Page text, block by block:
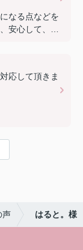
なる点などを
安心して、物
応して頂きま
声 はると。様